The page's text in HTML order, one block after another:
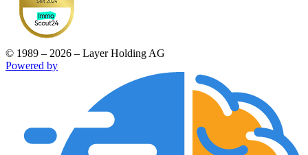
© 1989 – 2026 – Layer Holding AG
Powered by